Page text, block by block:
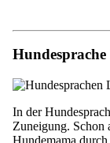
Hundesprache
In der
Zuneigung. Schon